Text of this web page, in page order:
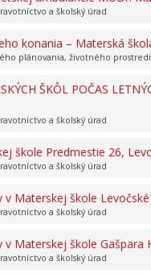
a školský úrad
konania – Materská
plánovania, životného
ŠKÔL POČAS
a školský úrad
škole Predmestie 26,
a školský úrad
v Materskej škole
a školský úrad
Materskej škole Gašpara
a školský úrad